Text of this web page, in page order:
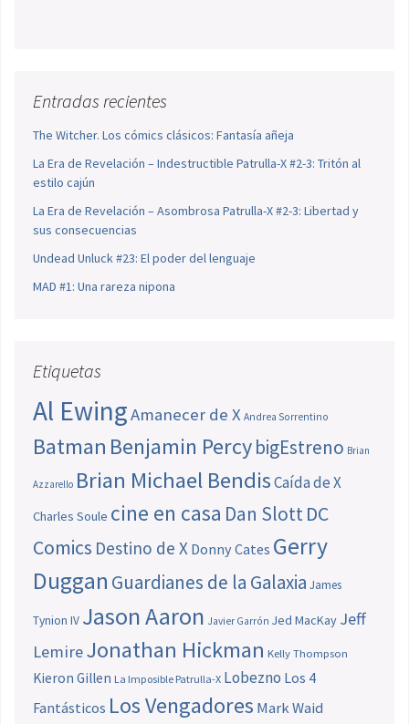
Entradas recientes
The Witcher. Los cómics clásicos: Fantasía añeja
La Era de Revelación – Indestructible Patrulla-X #2-3: Tritón al
estilo cajún
La Era de Revelación – Asombrosa Patrulla-X #2-3: Libertad y
sus consecuencias
Undead Unluck #23: El poder del lenguaje
MAD #1: Una rareza nipona
Etiquetas
Al EwingAmanecer de X Andrea Sorrentino
Batman Benjamin PercybigEstreno Brian
Azzarello Brian Michael BendisCaída de X
Charles Soule cine en casa Dan SlottDC
Comics Destino de X Donny Cates Gerry
Duggan Guardianes de la Galaxia James
Tynion IV Jason Aaron Javier Garrón Jed MacKay Jeff
LemireJonathan Hickman Kelly Thompson
Kieron Gillen La Imposible Patrulla-X Lobezno Los 4
Fantásticos Los Vengadores Mark Waid